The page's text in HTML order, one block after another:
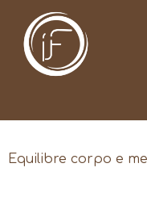
Equilibre corpo e